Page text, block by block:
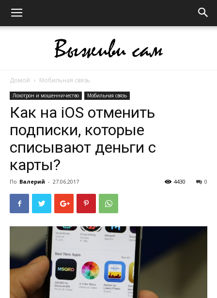
сам
Домой Мобильная связь
Лохотрон и мошенничество Мобильная связь
Как на iOS отменить
подписки, которые
списывают деньги с
карты?
По Валерий - 27.06.2017 0
4430